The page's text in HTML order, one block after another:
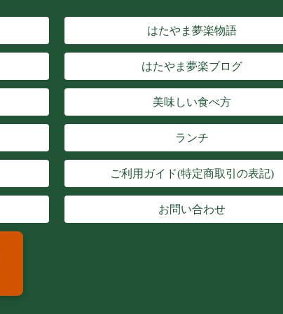
はたやま夢楽物語
はたやま夢楽ブログ
美味しい食べ方
ランチ
ご利用ガイド(特定商取引の表記)
お問い合わせ